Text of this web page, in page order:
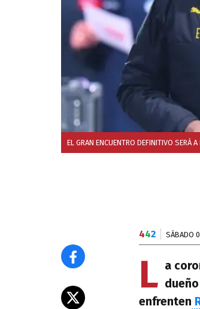
EL GRAN ENCUENTRO DEFINITIVO SERÁ
442 SÁBADO
L a
dueño
enfrenten